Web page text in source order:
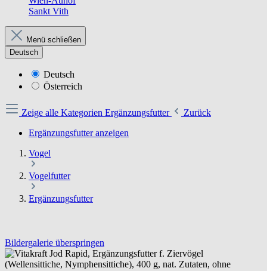
Sankt Vith
Menü schließen
Deutsch
Deutsch
Österreich
Zeige alle Kategorien Ergänzungsfutter
Zurück
Ergänzungsfutter anzeigen
Vogel
Vogelfutter
Ergänzungsfutter
Bildergalerie überspringen